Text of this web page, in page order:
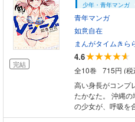
完結
少年・青年マンガ
青年マンガ
如意自在
まんがタイムきら
4.6
全10巻
715円 (税
高い身長がコンプ
たかなた。 沖縄
の少女が、呼吸を
の青春、待望の第